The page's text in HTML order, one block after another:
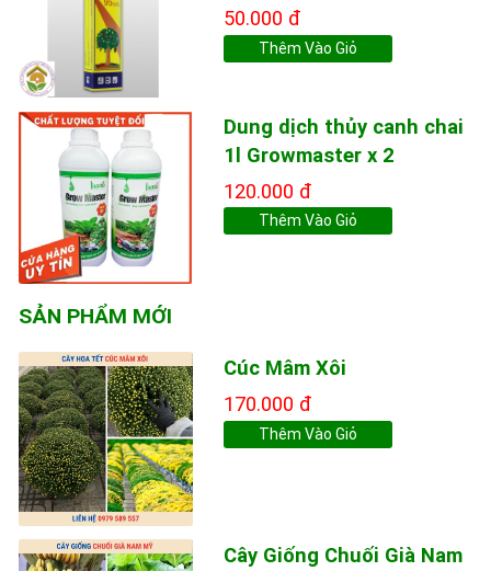
50.000 đ
Thêm Vào Giỏ
Dung dịch thủy canh chai
1l Growmaster x 2
120.000 đ
Thêm Vào Giỏ
SẢN PHẨM MỚI
Cúc Mâm Xôi
170.000 đ
Thêm Vào Giỏ
Cây Giống Chuối Già Nam